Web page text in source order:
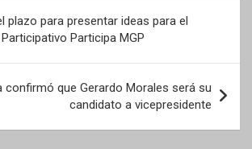
plazo para presentar ideas para el
Participa MGP
confirmó que Gerardo Morales será su
candidato a vicepresidente